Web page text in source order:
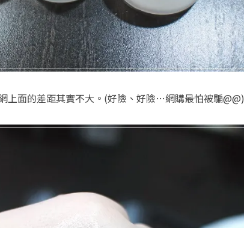
上面的差距其實不大。(好險、好險…網購最怕被騙@@)